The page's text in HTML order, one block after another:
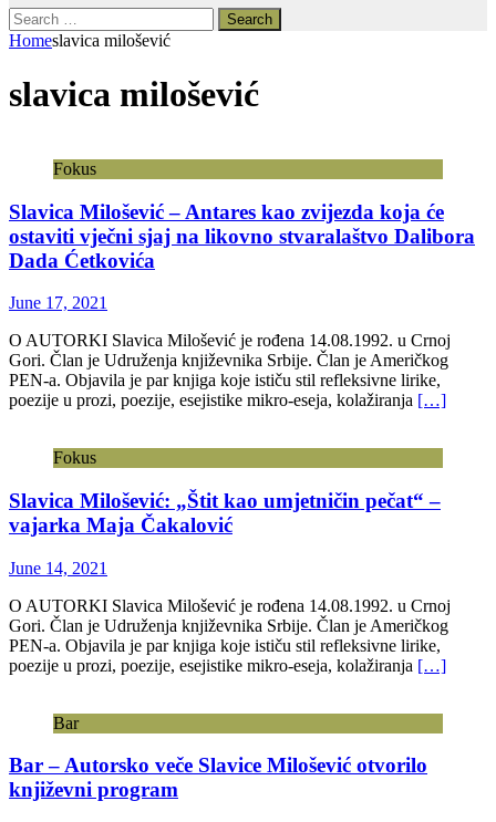
Search
for:
Homeslavica milošević
slavica milošević
Fokus
Slavica Milošević – Antares kao zvijezda koja će
ostaviti vječni sjaj na likovno stvaralaštvo Dalibora
Dada Ćetkovića
June 17, 2021
O AUTORKI Slavica Milošević je rođena 14.08.1992. u Crnoj
Gori. Član je Udruženja književnika Srbije. Član je Američkog
PEN-a. Objavila je par knjiga koje ističu stil refleksivne lirike,
poezije u prozi, poezije, esejistike mikro-eseja, kolažiranja […]
Fokus
Slavica Milošević: „Štit kao umjetničin pečat“ –
vajarka Maja Čakalović
June 14, 2021
O AUTORKI Slavica Milošević je rođena 14.08.1992. u Crnoj
Gori. Član je Udruženja književnika Srbije. Član je Američkog
PEN-a. Objavila je par knjiga koje ističu stil refleksivne lirike,
poezije u prozi, poezije, esejistike mikro-eseja, kolažiranja […]
Bar
Bar – Autorsko veče Slavice Milošević otvorilo
književni program